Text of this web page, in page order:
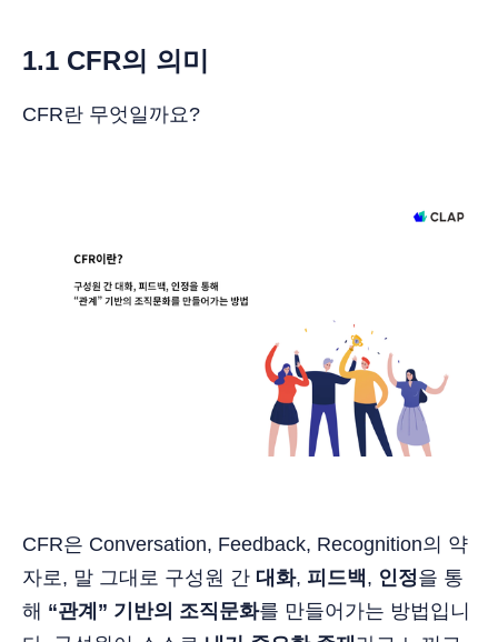
1.1 CFR의 의미
CFR란 무엇일까요?
CFR은 Conversation, Feedback, Recognition의 약
자로, 말 그대로 구성원 간 대화, 피드백, 인정을 통
해 “관계” 기반의 조직문화를 만들어가는 방법입니